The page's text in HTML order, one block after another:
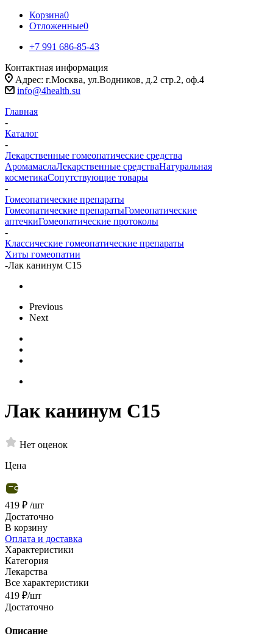
Корзина0
Отложенные0
+7 991 686-85-43
Контактная информация
Адрес: г.Москва, ул.Водников, д.2 стр.2, оф.4
info@4health.su
Главная
-
Каталог
-
Лекарственные гомеопатические средства
АромамаслаЛекарственные средстваНатуральная
косметикаСопутствующие товары
-
Гомеопатические препараты
Гомеопатические препаратыГомеопатические
аптечкиГомеопатические протоколы
-
Классические гомеопатические препараты
Хиты гомеопатии
-Лак канинум С15
Previous
Next
Лак канинум С15
Нет оценок
Цена
419 ₽ /шт
Достаточно
В корзину
Оплата и доставка
Характеристики
Категория
Лекарства
Все характеристики
419 ₽/шт
Достаточно
Описание